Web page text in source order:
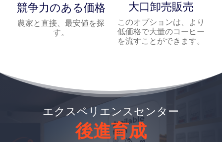
競争力のある価格
農家と直接、最安値を探
す。
大口卸売販売
このオプションは、より
低価格で大量のコーヒー
を流すことができます。
エクスペリエンスセンター
後進育成